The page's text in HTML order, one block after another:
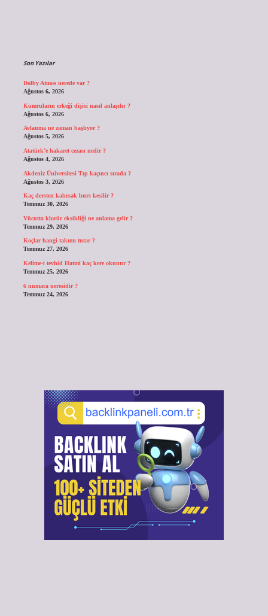
Son Yazılar
Dolby Atmos nerede var ?
Ağustos 6, 2026
Kumruların erkeği dişisi nasıl anlaşılır ?
Ağustos 6, 2026
Avlanma ne zaman başlıyor ?
Ağustos 5, 2026
Atatürk’e hakaret cezası nedir ?
Ağustos 4, 2026
Akdeniz Üniversitesi Tıp kaçıncı sırada ?
Ağustos 3, 2026
Kaç dersten kalırsak burs kesilir ?
Temmuz 30, 2026
Vücutta klorür eksikliği ne anlama gelir ?
Temmuz 29, 2026
Koçlar hangi takımı tutar ?
Temmuz 27, 2026
Kelime-i tevhid Hatmi kaç kere okunur ?
Temmuz 25, 2026
6 numara neresidir ?
Temmuz 24, 2026